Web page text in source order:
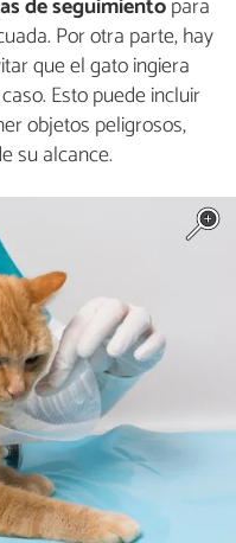
de seguimientopara
Por otra parte, hay
que el gato ingiera
Esto puede incluir
objetos peligrosos,
su alcance.